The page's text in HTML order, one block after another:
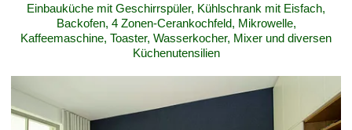
Einbauküche mit Geschirrspüler, Kühlschrank mit Eisfach,
Backofen, 4 Zonen-Cerankochfeld, Mikrowelle,
Kaffeemaschine, Toaster, Wasserkocher, Mixer und diversen
Küchenutensilien